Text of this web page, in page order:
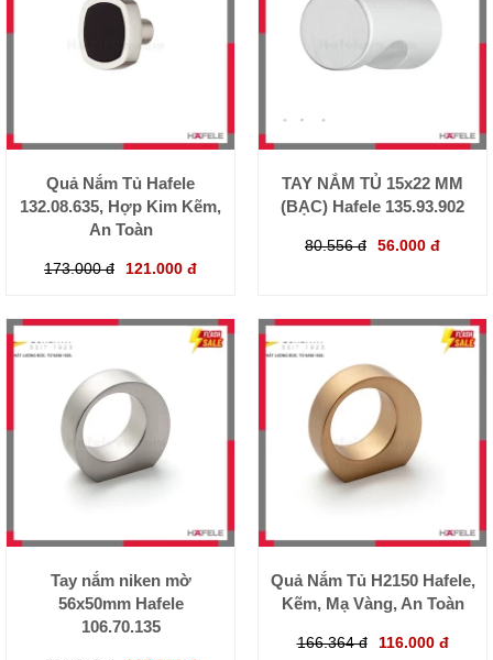
Quả Nắm Tủ Hafele
132.08.635, Hợp Kim Kẽm,
An Toàn
173.000 đ 121.000 đ
TAY NẮM TỦ 15x22 MM
(BẠC) Hafele 135.93.902
80.556 đ 56.000 đ
Tay nắm niken mờ
56x50mm Hafele
106.70.135
Quả Nắm Tủ H2150 Hafele,
Kẽm, Mạ Vàng, An Toàn
166.364 đ 116.000 đ